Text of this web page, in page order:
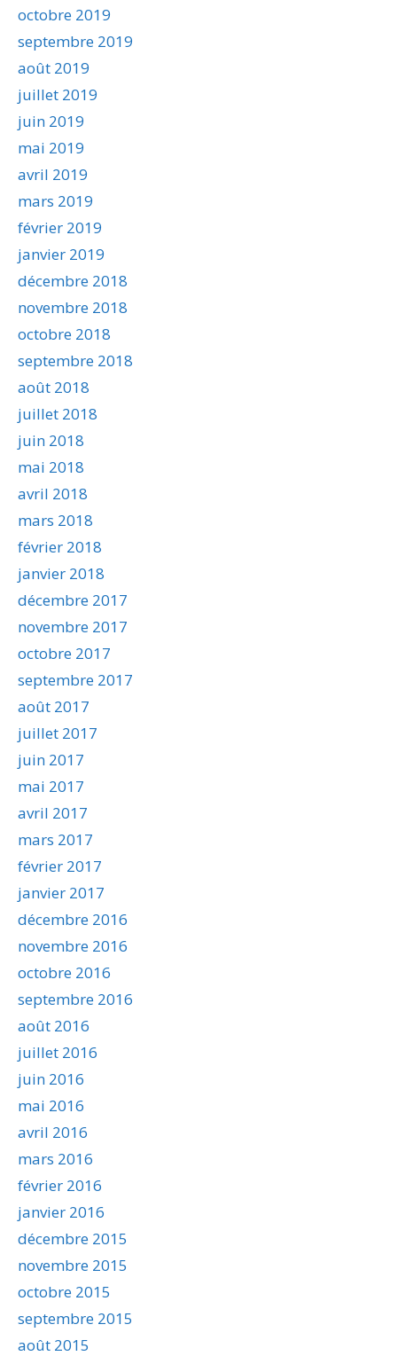
octobre 2019
septembre 2019
août 2019
juillet 2019
juin 2019
mai 2019
avril 2019
mars 2019
février 2019
janvier 2019
décembre 2018
novembre 2018
octobre 2018
septembre 2018
août 2018
juillet 2018
juin 2018
mai 2018
avril 2018
mars 2018
février 2018
janvier 2018
décembre 2017
novembre 2017
octobre 2017
septembre 2017
août 2017
juillet 2017
juin 2017
mai 2017
avril 2017
mars 2017
février 2017
janvier 2017
décembre 2016
novembre 2016
octobre 2016
septembre 2016
août 2016
juillet 2016
juin 2016
mai 2016
avril 2016
mars 2016
février 2016
janvier 2016
décembre 2015
novembre 2015
octobre 2015
septembre 2015
août 2015